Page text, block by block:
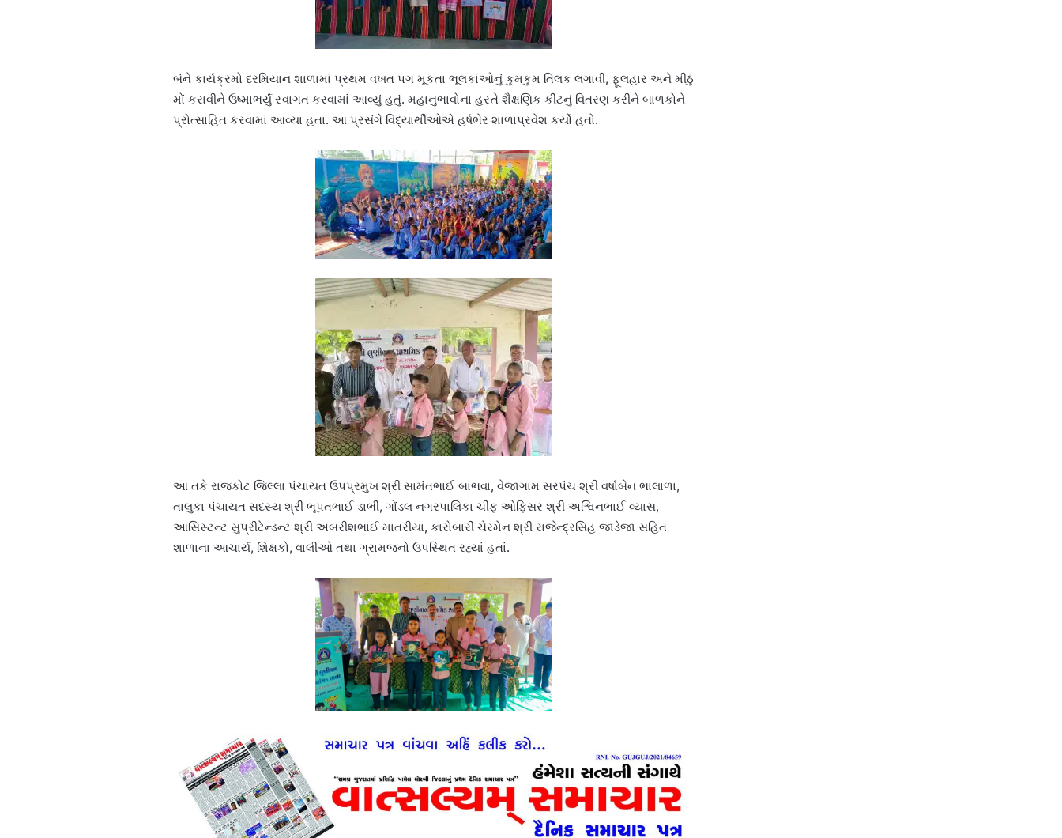
બંને કાર્યક્રમો દરમિયાન શાળામાં પ્રથમ વખત પગ મૂકતા ભૂલકાંઓનું કુમકુમ તિલક લગાવી, ફૂલહાર અને મીઠું
મોં કરાવીને ઉષ્માભર્યું સ્વાગત કરવામાં આવ્યું હતું. મહાનુભાવોના હસ્તે શૈક્ષણિક કીટનું વિતરણ કરીને બાળકોને
પ્રોત્સાહિત કરવામાં આવ્યા હતા. આ પ્રસંગે વિદ્યાર્થીઓએ હર્ષભેર શાળાપ્રવેશ કર્યો હતો.
આ તકે રાજકોટ જિલ્લા પંચાયત ઉપપ્રમુખ શ્રી સામંતભાઈ બાંભવા, વેજાગામ સરપંચ શ્રી વર્ષાબેન ભાલાળા,
તાલુકા પંચાયત સદસ્ય શ્રી ભૂપતભાઈ ડાભી, ગોંડલ નગરપાલિકા ચીફ ઓફિસર શ્રી અશ્વિનભાઈ વ્યાસ,
આસિસ્ટન્ટ સુપ્રીટેન્ડન્ટ શ્રી અંબરીશભાઈ માતરીયા, કારોબારી ચેરમેન શ્રી રાજેન્દ્રસિંહ જાડેજા સહિત
શાળાના આચાર્ય, શિક્ષકો, વાલીઓ તથા ગ્રામજનો ઉપસ્થિત રહ્યાં હતાં.